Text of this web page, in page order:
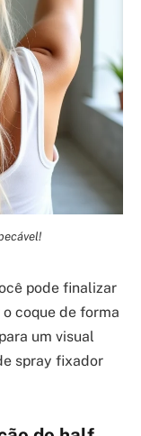
pode finalizar
coque de forma
um visual
spray fixador